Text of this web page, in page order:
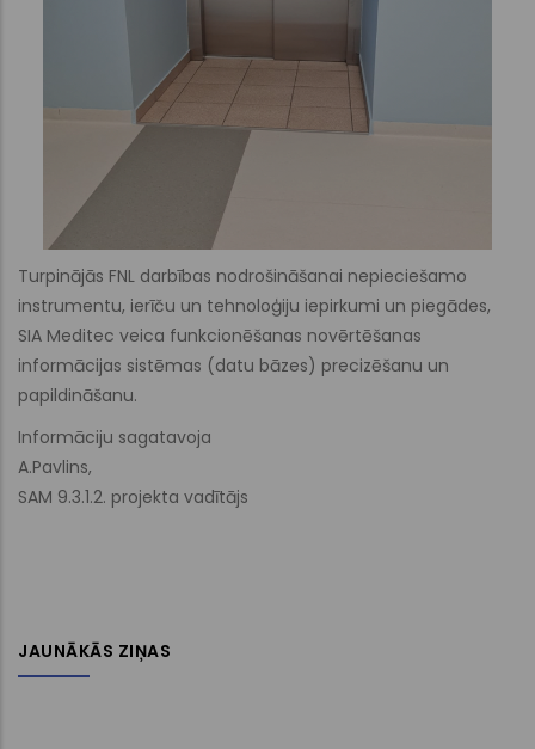
Turpinājās FNL darbības nodrošināšanai nepieciešamo
instrumentu, ierīču un tehnoloģiju iepirkumi un piegādes,
SIA Meditec veica funkcionēšanas novērtēšanas
informācijas sistēmas (datu bāzes) precizēšanu un
papildināšanu.
Informāciju sagatavoja
A.Pavlins,
SAM 9.3.1.2. projekta vadītājs
JAUNĀKĀS ZIŅAS